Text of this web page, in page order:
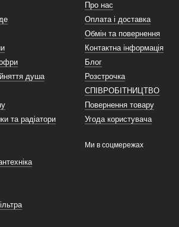
перегородку для душу, то зверніться до
по всій території України. Ми також
душа
та радіатори
Про нас
Оплата і доставка
Обмін та повернення
Контактна інформація
Блог
Розстрочка
СПІВРОБІТНИЦТВО
Повернення товару
Угода користувача
Ми в соцмережах